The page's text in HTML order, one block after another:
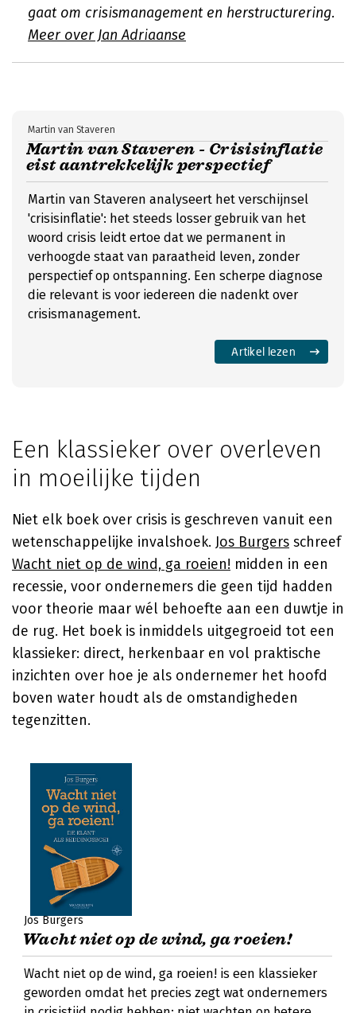
gaat om crisismanagement en herstructurering.
Meer over Jan Adriaanse
Martin van Staveren - Crisisinflatie
eist aantrekkelijk perspectief
Martin van Staveren
Martin van Staveren analyseert het verschijnsel
'crisisinflatie': het steeds losser gebruik van het
woord crisis leidt ertoe dat we permanent in
verhoogde staat van paraatheid leven, zonder
perspectief op ontspanning. Een scherpe diagnose
die relevant is voor iedereen die nadenkt over
crisismanagement.
Artikel lezen
Een klassieker over overleven
in moeilijke tijden
Niet elk boek over crisis is geschreven vanuit een
wetenschappelijke invalshoek. Jos Burgers schreef
Wacht niet op de wind, ga roeien! midden in een
recessie, voor ondernemers die geen tijd hadden
voor theorie maar wél behoefte aan een duwtje in
de rug. Het boek is inmiddels uitgegroeid tot een
klassieker: direct, herkenbaar en vol praktische
inzichten over hoe je als ondernemer het hoofd
boven water houdt als de omstandigheden
tegenzitten.
Jos Burgers
Wacht niet op de wind, ga roeien!
Wacht niet op de wind, ga roeien! is een klassieker
geworden omdat het precies zegt wat ondernemers